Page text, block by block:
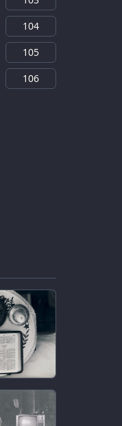
104
105
106